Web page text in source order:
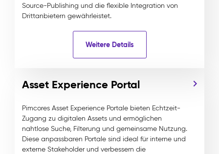
Source-Publishing und die flexible Integration von
Drittanbietern gewährleistet.
Weitere Details
Asset Experience Portal
Pimcores Asset Experience Portale bieten Echtzeit-
Zugang zu digitalen Assets und ermöglichen
nahtlose Suche, Filterung und gemeinsame Nutzung.
Diese anpassbaren Portale sind ideal für interne und
externe Stakeholder und verbessern die